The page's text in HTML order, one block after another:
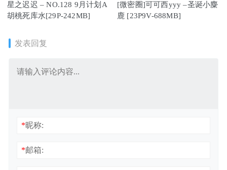
星之迟迟 – NO.128 9月计划A
胡桃死库水[29P-242MB]
[微密圈]可可西yyy –圣诞小麋
鹿 [23P9V-688MB]
发表回复
*昵称:
*邮箱: